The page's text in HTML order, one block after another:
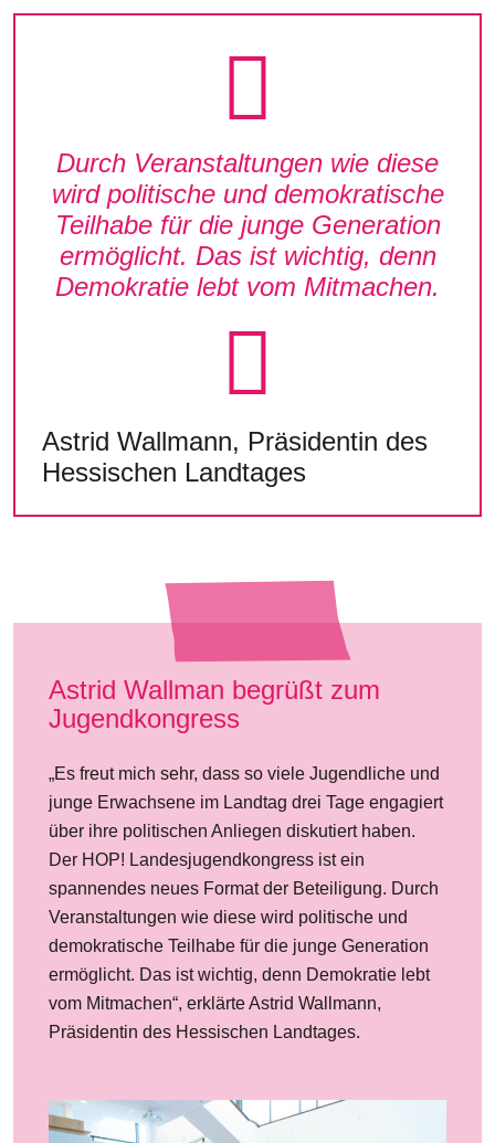
Durch Veranstaltungen wie diese
wird politische und demokratische
Teilhabe für die junge Generation
ermöglicht. Das ist wichtig, denn
Demokratie lebt vom Mitmachen.
Astrid Wallmann, Präsidentin des
Hessischen Landtages
Bilddatei
Astrid Wallman begrüßt zum
Jugendkongress
„Es freut mich sehr, dass so viele Jugendliche und
junge Erwachsene im Landtag drei Tage engagiert
über ihre politischen Anliegen diskutiert haben.
Der HOP! Landesjugendkongress ist ein
spannendes neues Format der Beteiligung. Durch
Veranstaltungen wie diese wird politische und
demokratische Teilhabe für die junge Generation
ermöglicht. Das ist wichtig, denn Demokratie lebt
vom Mitmachen“, erklärte Astrid Wallmann,
Präsidentin des Hessischen Landtages.